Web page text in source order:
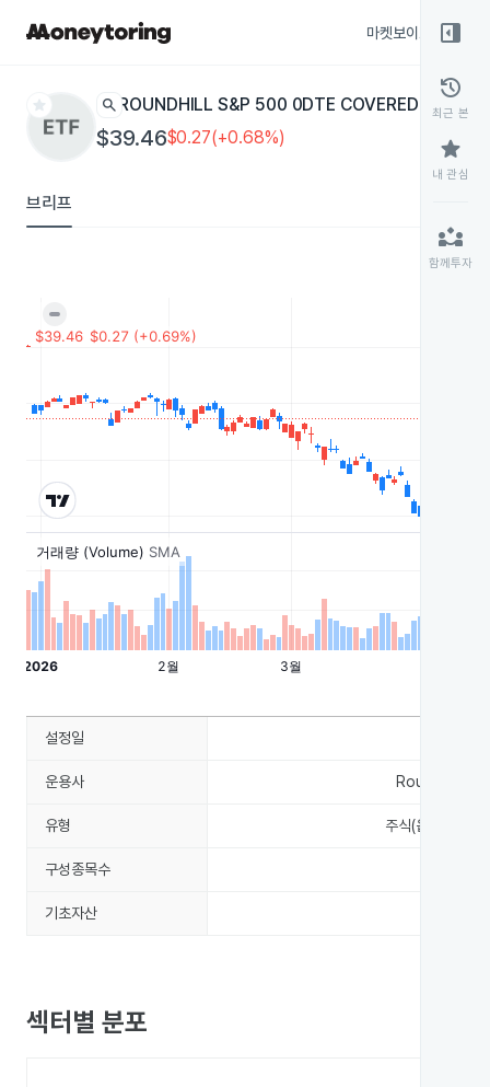
마켓보이스
star search ROUNDHILL S&P 500 0DTE COVERED CALL
$39.46$0.27(+0.68%)
브리프
right_panel_open
history
최근 본
star
내 관심
partner_exchange
함께투자